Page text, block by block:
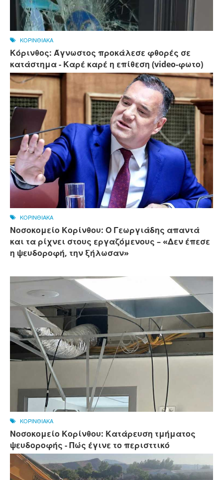
ΚΟΡΙΝΘΙΑΚΑ
Κόρινθος: Άγνωστος προκάλεσε φθορές σε
κατάστημα - Καρέ καρέ η επίθεση (video-φωτο)
ΚΟΡΙΝΘΙΑΚΑ
Νοσοκομείο Κορίνθου: Ο Γεωργιάδης απαντά
και τα ρίχνει στους εργαζόμενους – «Δεν έπεσε
η ψευδοροφή, την ξήλωσαν»
ΚΟΡΙΝΘΙΑΚΑ
Νοσοκομείο Κορίνθου: Κατάρευση τμήματος
ψευδοροφής - Πώς έγινε το περισττικό